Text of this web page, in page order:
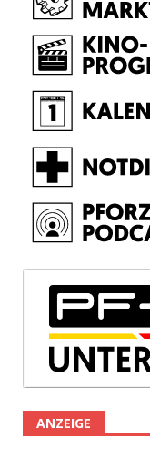
ANZEIGE